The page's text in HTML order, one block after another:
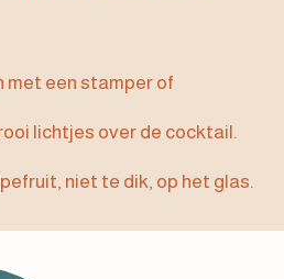
met een stamper of
lichtjes over de cocktail.
niet te dik, op het glas.